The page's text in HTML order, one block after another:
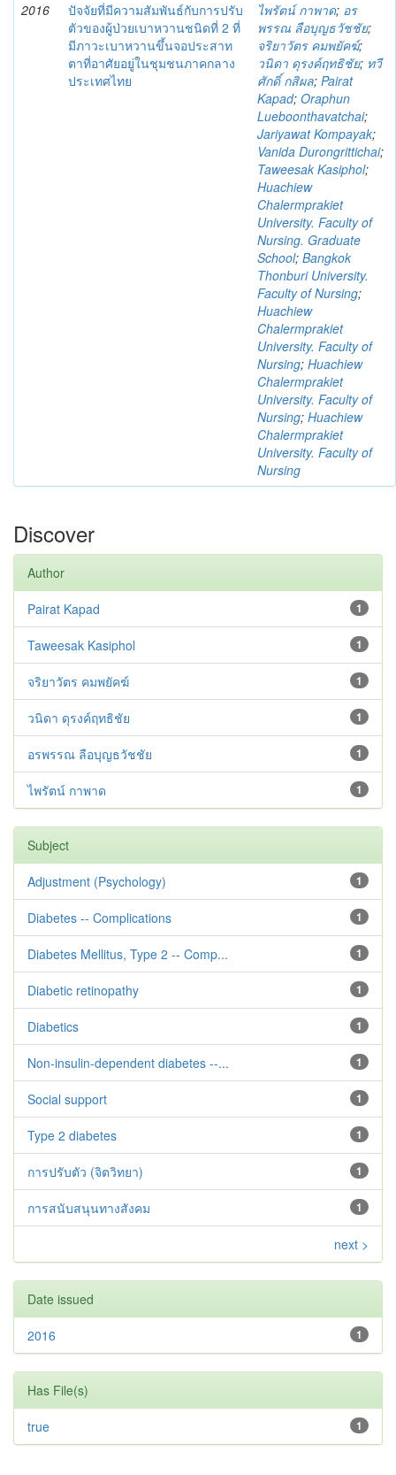
2016
ปัจจัยที่มีความสัมพันธ์กับการปรับ
ตัวของผู้ป่วยเบาหวานชนิดที่ 2 ที่
มีภาวะเบาหวานขึ้นจอประสาท
ตาที่อาศัยอยู่ในชุมชนภาคกลาง
ประเทศไทย
ไพรัตน์ กาพาด; อร
พรรณ ลือบุญธวัชชัย;
จริยาวัตร คมพยัคฆ์;
วนิดา ดุรงค์ฤทธิชัย; ทวี
ศักดิ์ กสิผล; Pairat
Kapad; Oraphun
Lueboonthavatchai;
Jariyawat Kompayak;
Vanida Durongrittichai;
Taweesak Kasiphol;
Huachiew
Chalermprakiet
University. Faculty of
Nursing. Graduate
School; Bangkok
Thonburi University.
Faculty of Nursing;
Huachiew
Chalermprakiet
University. Faculty of
Nursing; Huachiew
Chalermprakiet
University. Faculty of
Nursing; Huachiew
Chalermprakiet
University. Faculty of
Nursing
Discover
Author
1
Pairat Kapad
1
Taweesak Kasiphol
1
จริยาวัตร คมพยัคฆ์
1
วนิดา ดุรงค์ฤทธิชัย
1
อรพรรณ ลือบุญธวัชชัย
1
ไพรัตน์ กาพาด
Subject
1
Adjustment ‪(Psychology)
1
Diabetes -- Complications
1
Diabetes Mellitus, Type 2 -- Comp...
1
Diabetic retinopathy
1
Diabetics
1
Non-insulin-dependent diabetes --...
1
Social support
1
Type 2 diabetes‬‬‬‬‬‬
1
การปรับตัว (จิตวิทยา)
1
การสนับสนุนทางสังคม
next >
Date issued
1
2016
Has File(s)
1
true